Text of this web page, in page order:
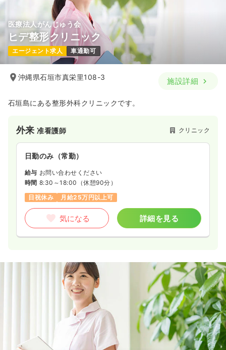
医療法人がんじゅう会
ヒデ整形クリニック
エージェント求人 車通勤可
沖縄県石垣市真栄里108-3 施設詳細
石垣島にある整形外科クリニックです。
外来准看護師 クリニック
日勤のみ（常勤）
給与 お問い合わせください
時間 8:30～18:00 （休憩90分）
日祝休み
月給25万円以上可
気になる 詳細を見る